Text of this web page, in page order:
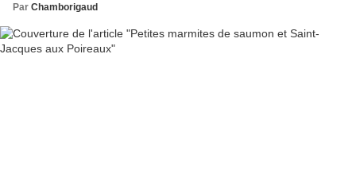
Par Chamborigaud